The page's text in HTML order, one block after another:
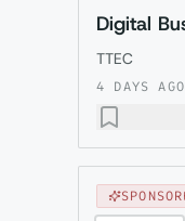
TTEC
4 DAYS AGO